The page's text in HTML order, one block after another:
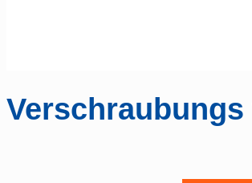
Verschraubungs